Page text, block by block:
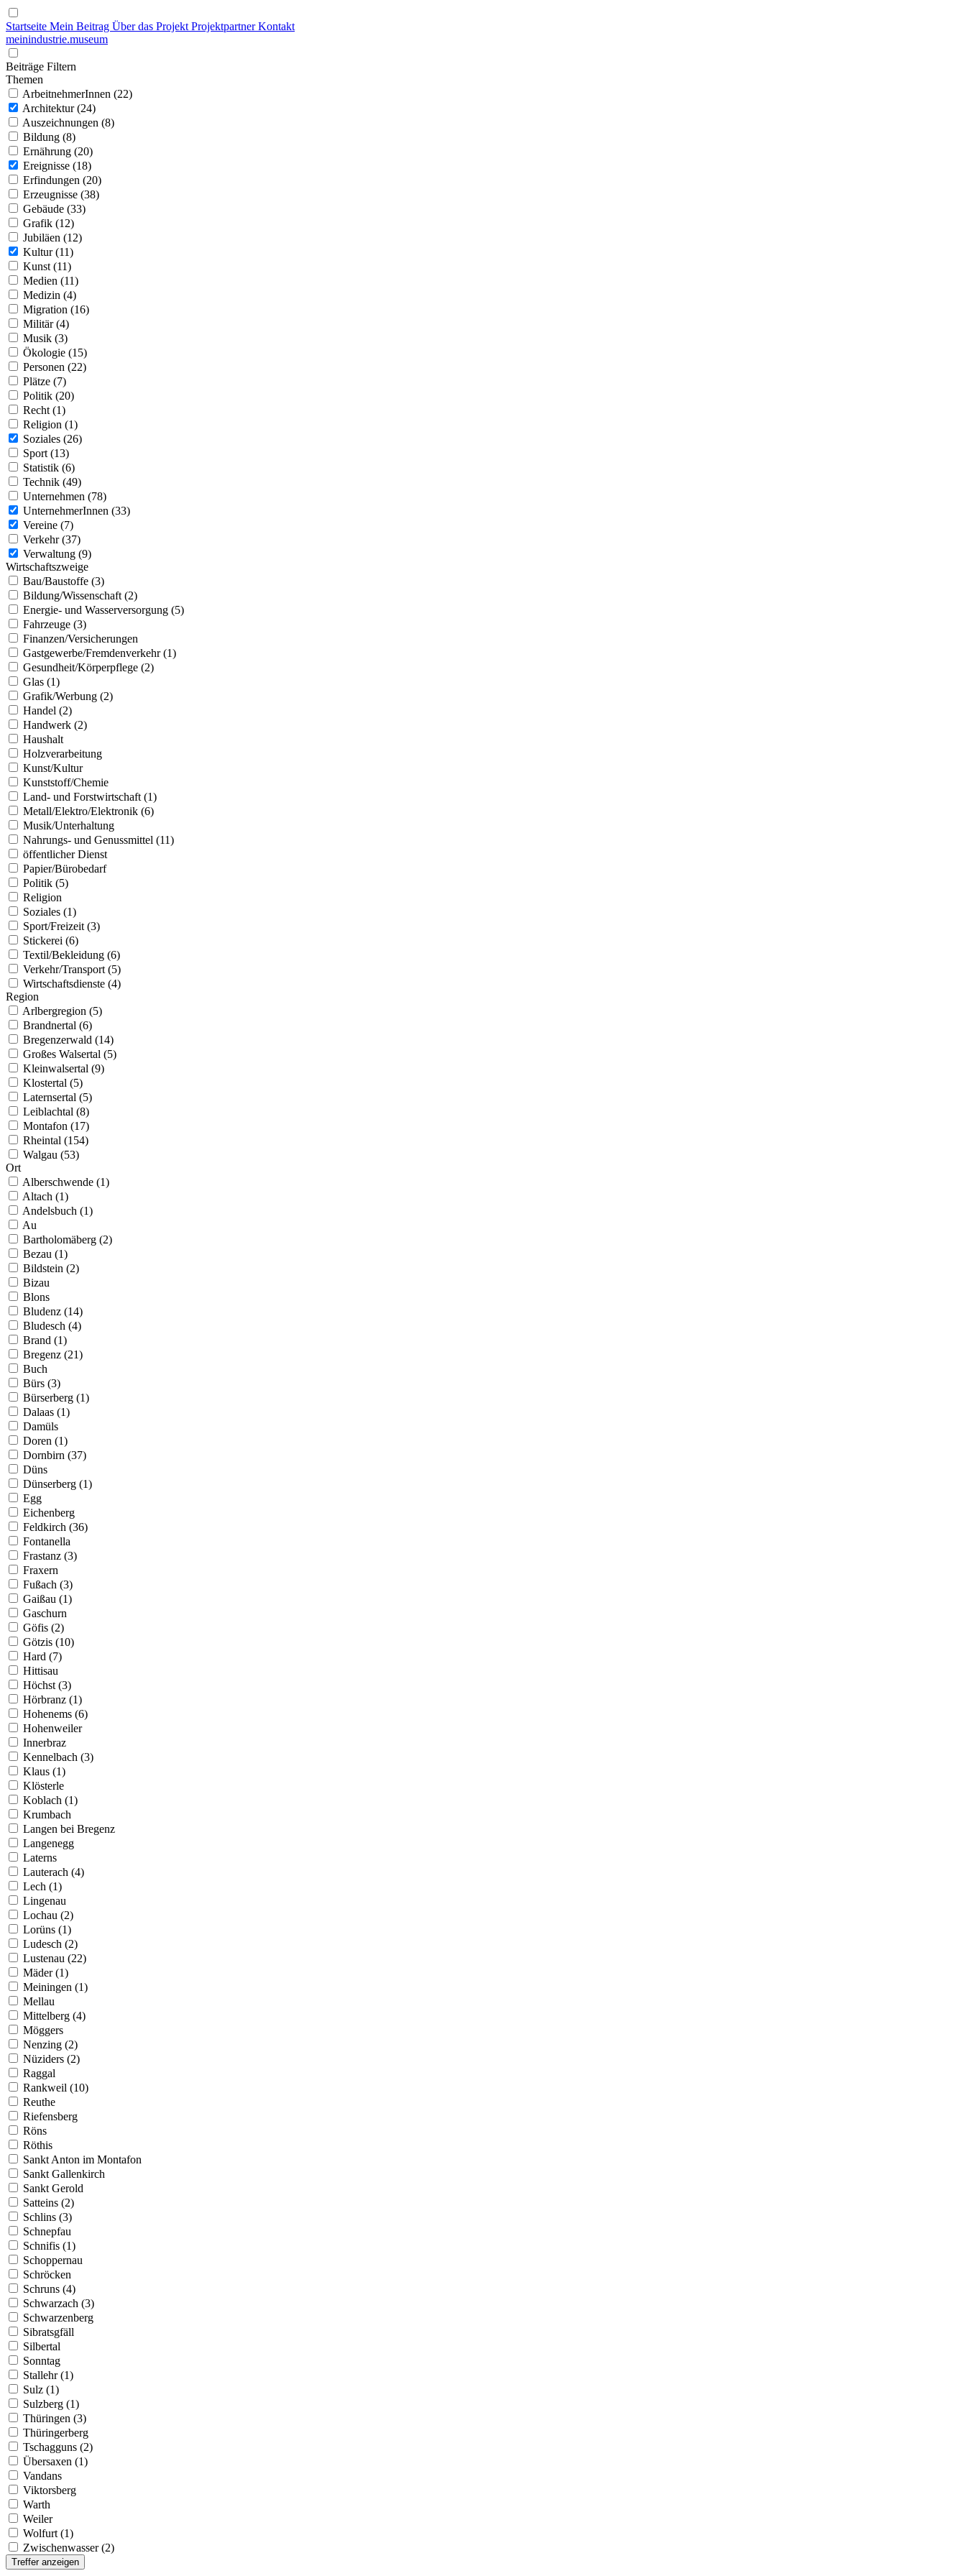
Startseite Mein Beitrag Über das Projekt ProjektpartnerKontakt
meinindustrie.museum
Beiträge Filtern
Themen
ArbeitnehmerInnen (22)
Architektur (24)
Auszeichnungen (8)
Bildung (8)
Ernährung (20)
Ereignisse (18)
Erfindungen (20)
Erzeugnisse (38)
Gebäude (33)
Grafik (12)
Jubiläen (12)
Kultur (11)
Kunst (11)
Medien (11)
Medizin (4)
Migration (16)
Militär (4)
Musik (3)
Ökologie (15)
Personen (22)
Plätze (7)
Politik (20)
Recht (1)
Religion (1)
Soziales (26)
Sport (13)
Statistik (6)
Technik (49)
Unternehmen (78)
UnternehmerInnen (33)
Vereine (7)
Verkehr (37)
Verwaltung (9)
Wirtschaftszweige
Bau/Baustoffe (3)
Bildung/Wissenschaft (2)
Energie- und Wasserversorgung (5)
Fahrzeuge (3)
Finanzen/Versicherungen
Gastgewerbe/Fremdenverkehr (1)
Gesundheit/Körperpflege (2)
Glas (1)
Grafik/Werbung (2)
Handel (2)
Handwerk (2)
Haushalt
Holzverarbeitung
Kunst/Kultur
Kunststoff/Chemie
Land- und Forstwirtschaft (1)
Metall/Elektro/Elektronik (6)
Musik/Unterhaltung
Nahrungs- und Genussmittel (11)
öffentlicher Dienst
Papier/Bürobedarf
Politik (5)
Religion
Soziales (1)
Sport/Freizeit (3)
Stickerei (6)
Textil/Bekleidung (6)
Verkehr/Transport (5)
Wirtschaftsdienste (4)
Region
Arlbergregion (5)
Brandnertal (6)
Bregenzerwald (14)
Großes Walsertal (5)
Kleinwalsertal (9)
Klostertal (5)
Laternsertal (5)
Leiblachtal (8)
Montafon (17)
Rheintal (154)
Walgau (53)
Ort
Alberschwende (1)
Altach (1)
Andelsbuch (1)
Au
Bartholomäberg (2)
Bezau (1)
Bildstein (2)
Bizau
Blons
Bludenz (14)
Bludesch (4)
Brand (1)
Bregenz (21)
Buch
Bürs (3)
Bürserberg (1)
Dalaas (1)
Damüls
Doren (1)
Dornbirn (37)
Düns
Dünserberg (1)
Egg
Eichenberg
Feldkirch (36)
Fontanella
Frastanz (3)
Fraxern
Fußach (3)
Gaißau (1)
Gaschurn
Göfis (2)
Götzis (10)
Hard (7)
Hittisau
Höchst (3)
Hörbranz (1)
Hohenems (6)
Hohenweiler
Innerbraz
Kennelbach (3)
Klaus (1)
Klösterle
Koblach (1)
Krumbach
Langen bei Bregenz
Langenegg
Laterns
Lauterach (4)
Lech (1)
Lingenau
Lochau (2)
Lorüns (1)
Ludesch (2)
Lustenau (22)
Mäder (1)
Meiningen (1)
Mellau
Mittelberg (4)
Möggers
Nenzing (2)
Nüziders (2)
Raggal
Rankweil (10)
Reuthe
Riefensberg
Röns
Röthis
Sankt Anton im Montafon
Sankt Gallenkirch
Sankt Gerold
Satteins (2)
Schlins (3)
Schnepfau
Schnifis (1)
Schoppernau
Schröcken
Schruns (4)
Schwarzach (3)
Schwarzenberg
Sibratsgfäll
Silbertal
Sonntag
Stallehr (1)
Sulz (1)
Sulzberg (1)
Thüringen (3)
Thüringerberg
Tschagguns (2)
Übersaxen (1)
Vandans
Viktorsberg
Warth
Weiler
Wolfurt (1)
Zwischenwasser (2)
Treffer anzeigen